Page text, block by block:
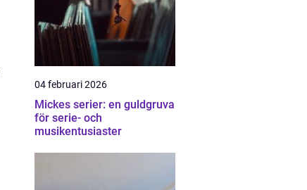
04 februari 2026
Mickes serier: en guldgruva
för serie- och
musikentusiaster